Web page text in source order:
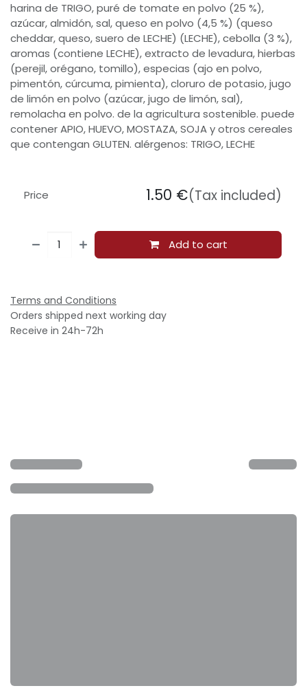
harina de TRIGO, puré de tomate en polvo (25 %),
azúcar, almidón, sal, queso en polvo (4,5 %) (queso
cheddar, queso, suero de LECHE) (LECHE), cebolla (3 %),
aromas (contiene LECHE), extracto de levadura, hierbas
(perejil, orégano, tomillo), especias (ajo en polvo,
pimentón, cúrcuma, pimienta), cloruro de potasio, jugo
de limón en polvo (azúcar, jugo de limón, sal),
remolacha en polvo. de la agricultura sostenible. puede
contener APIO, HUEVO, MOSTAZA, SOJA y otros cereales
que contengan GLUTEN. alérgenos: TRIGO, LECHE
Add to cart
Price 1.50 €(Tax included)
Terms and Conditions
Orders shipped next working day
Receive in 24h-72h